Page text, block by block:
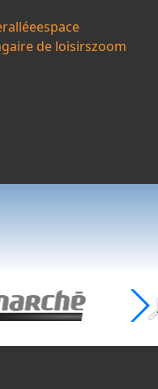
alléeespace
aire de loisirszoom